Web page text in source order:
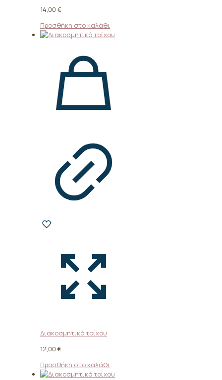
14,00 €
Προσθήκη στο καλάθι
Διακοσμητικό τοίχου
12,00 €
Προσθήκη στο καλάθι